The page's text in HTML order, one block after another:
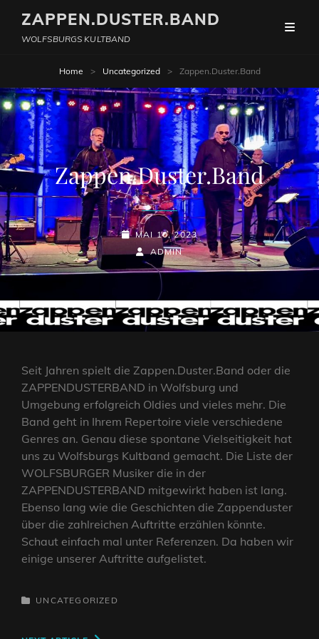
ZAPPEN.DUSTER.BAND
WOLFSBURGS KULTBAND
Home > Uncategorized > Zappen.Duster.Band
Zappen.Duster.Band
POSTED-
MAI 10, 2023
BY
LINE
BYLINE
ADMIN
Seit Jahren spielt die Zappen.Duster.Band oder die
ZAPPENDUSTERBAND in Wolfsburg und
Umgebung erfolgreich Oldies und vieles mehr. Die
Band geht in Ihrem Repertoire viele verschiedene
Genres an. Genau diese spontane Vielseitigkeit hat
uns zu Wolfsburgs Kultband gemacht. Die Liste der
WOLFSBURGER Musiker die in der
ZAPPENDUSTERBAND mitgewirkt haben ist lang.
Ebenso lang wie die Geschichten die Zappenduster
über die zahlreichen Auftritte erzählen könnte.
Schaut einfach mal unter Referenzen. Da haben wir
einige unserer Auftritte aufgelistet.
CATEGORIES
UNCATEGORIZED